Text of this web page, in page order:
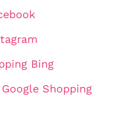
Bing
Shopping